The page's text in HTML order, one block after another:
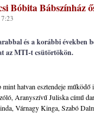
Bóbita Bábszínház
és a korábbi években
az MTI-t csütörtökön.
hatvan esztendeje
Aranyszívű Juliska című
Várnagy Kinga, Szabó